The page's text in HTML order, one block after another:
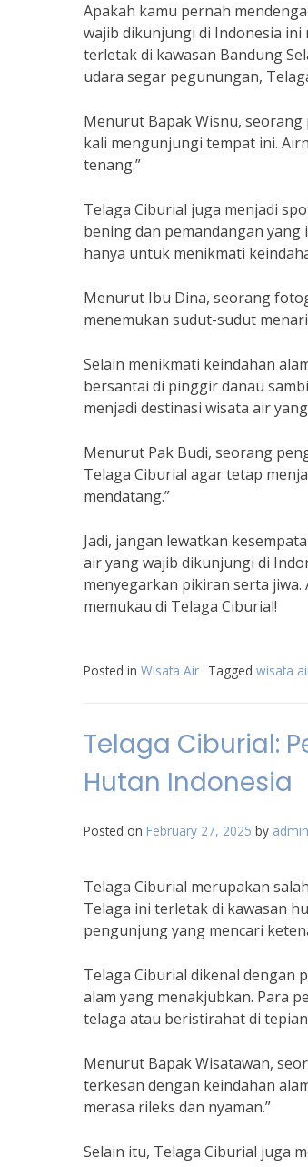
Apakah kamu pernah
wajib dikunjungi di Indonesia
terletak di kawasan Bandung
udara segar pegunungan,
Menurut Bapak Wisnu, seorang
kali mengunjungi tempat ini.
tenang.”
Telaga Ciburial juga menjadi
bening dan pemandangan
hanya untuk menikmati
Menurut Ibu Dina, seorang
menemukan sudut-sudut
Selain menikmati keindahan
bersantai di pinggir danau
menjadi destinasi wisata air
Menurut Pak Budi, seorang
Telaga Ciburial agar tetap
mendatang.”
Jadi, jangan lewatkan
air yang wajib dikunjungi di
menyegarkan pikiran serta
memukau di Telaga Ciburial!
Posted in Wisata Air Tagged wisata
Telaga Ciburial:
Hutan Indonesia
Posted on February 27, 2025 by
Telaga Ciburial merupakan
Telaga ini terletak di kawasan
pengunjung yang mencari
Telaga Ciburial dikenal dengan
alam yang menakjubkan. Para
telaga atau beristirahat di
Menurut Bapak Wisatawan,
terkesan dengan keindahan
merasa rileks dan nyaman.”
Selain itu, Telaga Ciburial juga